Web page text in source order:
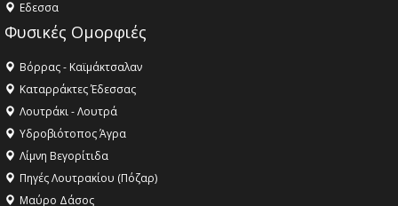
Eδεσσα
Φυσικές Ομορφιές
Βόρρας - Καϊμάκτσαλαν
Καταρράκτες Έδεσσας
Λουτράκι - Λουτρά
Υδροβιότοπος Άγρα
Λίμνη Βεγορίτιδα
Πηγές Λουτρακίου (Πόζαρ)
Μαύρο Δάσος